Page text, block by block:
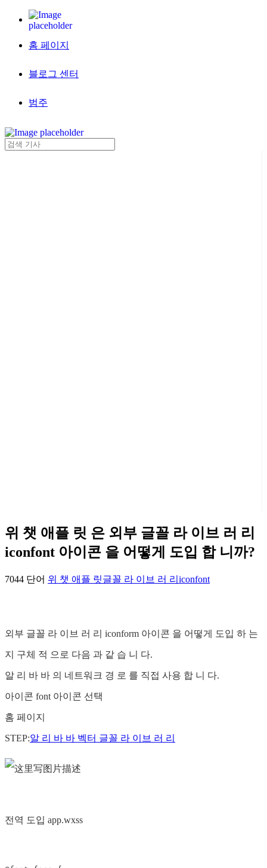
홈 페이지
블로그 센터
범주
위 챗 애플 릿 은 외부 글꼴 라 이브 러 리
iconfont 아이콘 을 어떻게 도입 합 니까?
7044 단어 위 챗 애플 릿글꼴 라 이브 러 리 iconfont
외부 글꼴 라 이브 러 리 iconform 아이콘 을 어떻게 도입 하 는
지 구체 적 으로 다음 과 같 습 니 다.
알 리 바 바 의 네트워크 경 로 를 직접 사용 합 니 다.
아이콘 font 아이콘 선택
홈 페이지
STEP:알 리 바 바 벡터 글꼴 라 이브 러 리
전역 도입 app.wxss